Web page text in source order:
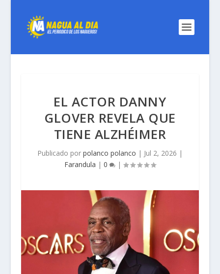
EL ACTOR DANNY
GLOVER REVELA QUE
TIENE ALZHÉIMER
Publicado por polanco polanco | Jul 2, 2026 |
Farandula | 0 |